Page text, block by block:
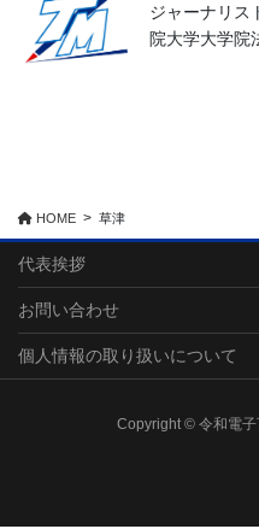
ジャーナリス
院大学大学院
HOME 草津
代表挨拶
お問い合わせ
個人情報の取り扱いについて
Copyright © 令和電